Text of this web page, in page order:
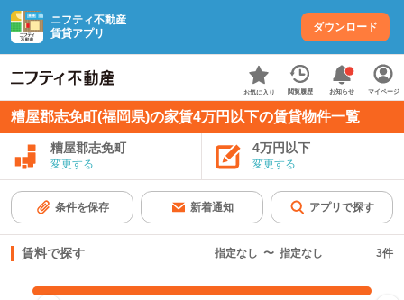
ニフティ不動産
賃貸アプリ
ダウンロード
お気に入り 閲覧履歴 お知らせ マイページ
糟屋郡志免町(福岡県)の家賃4万円以下の賃貸物件一覧
糟屋郡志免町
変更する
4万円以下
変更する
条件を保存 新着通知 アプリで探す
賃料で探す 指定なし 〜 指定なし 3件